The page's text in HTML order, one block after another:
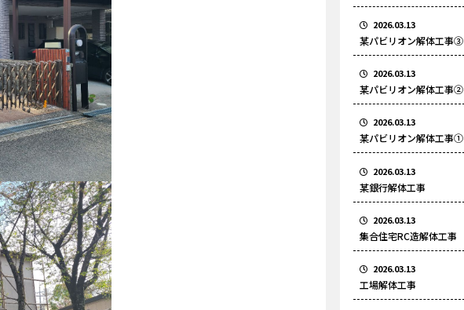
2026.03.13
某パビリオン解体工事③
2026.03.13
某パビリオン解体工事②
2026.03.13
某パビリオン解体工事①
2026.03.13
某銀行解体工事
2026.03.13
集合住宅RC造解体工事
2026.03.13
工場解体工事